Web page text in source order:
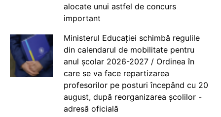
alocate unui astfel de concurs
important
Ministerul Educației schimbă regulile
din calendarul de mobilitate pentru
anul școlar 2026-2027 / Ordinea în
care se va face repartizarea
profesorilor pe posturi începând cu 20
august, după reorganizarea școlilor -
adresă oficială